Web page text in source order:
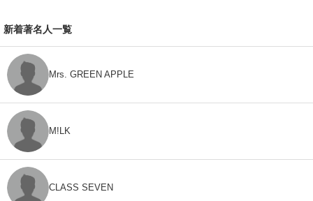
新着著名人一覧
Mrs. GREEN APPLE
M!LK
CLASS SEVEN